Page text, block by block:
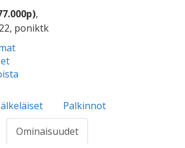
,
poniktk
Palkinnot
Ominaisuudet